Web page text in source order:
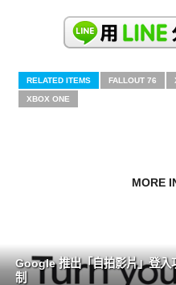
RELATED ITEMS FALLOUT 76
XBOX ONE
MORE
Google 推出「自拍影片」登入
制